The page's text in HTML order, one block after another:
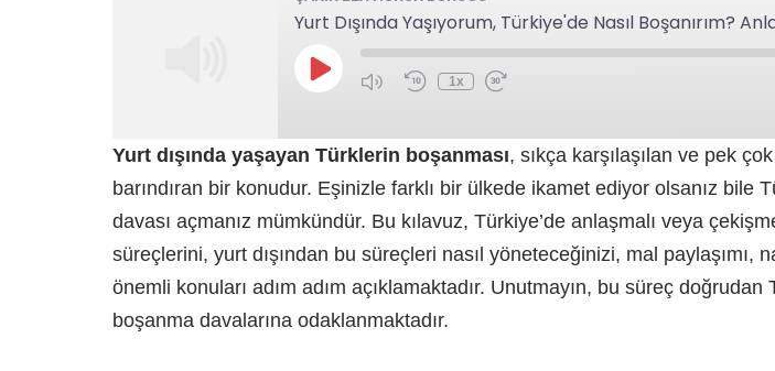
1x
Yurt dışında yaşayan Türklerin boşanması, sıkça karşılaşılan ve pek
barındıran bir konudur. Eşinizle farklı bir ülkede ikamet ediyor olsanız bile
davası açmanız mümkündür. Bu kılavuz, Türkiye’de anlaşmalı veya
süreçlerini, yurt dışından bu süreçleri nasıl yöneteceğinizi, mal paylaşımı,
önemli konuları adım adım açıklamaktadır. Unutmayın, bu süreç doğrudan
boşanma davalarına odaklanmaktadır.